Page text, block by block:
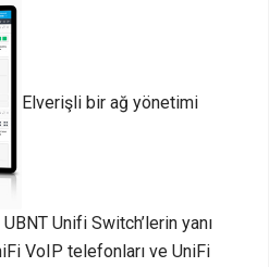
Elverişli bir ağ yönetimi
Unifi Switch’lerin yanı
VoIP telefonları ve UniFi